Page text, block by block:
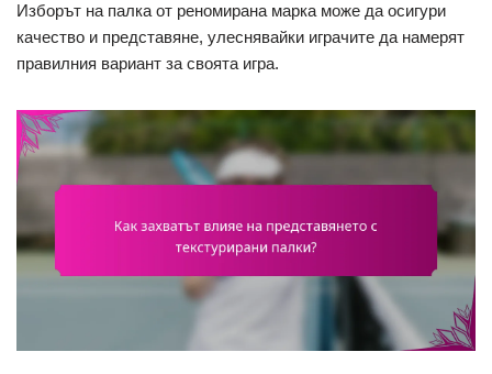
Изборът на палка от реномирана марка може да осигури
качество и представяне, улеснявайки играчите да намерят
правилния вариант за своята игра.